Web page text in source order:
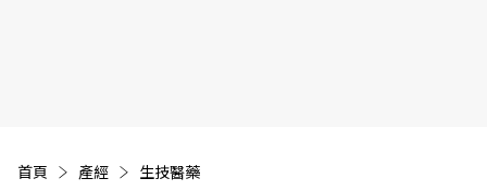
首頁 產經 生技醫藥